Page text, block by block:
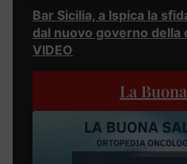
Bar Sicilia, a Ispica la
dal nuovo governo della
VIDEO
La